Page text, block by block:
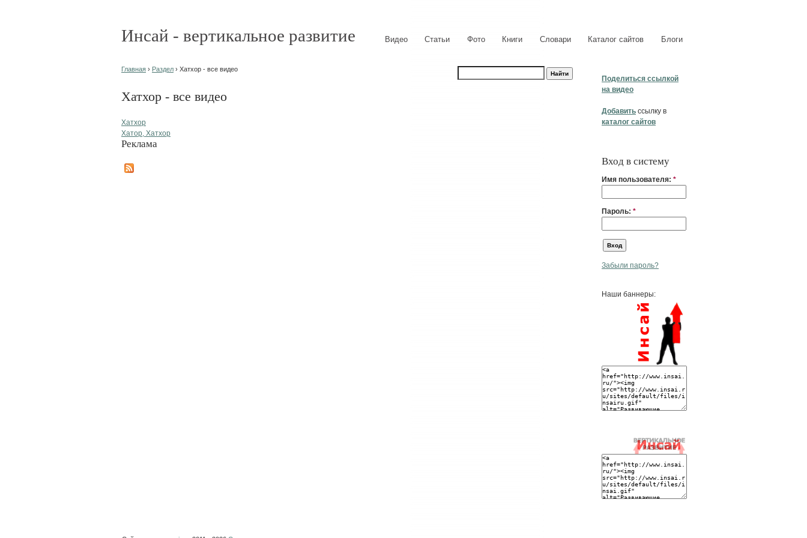
Инсай - вертикальное развитие Видео Статьи Фото Книги Словари Каталог сайтов Блоги
Поделиться ссылкой
на видео
Добавить ссылку в
каталог сайтов
Вход в систему
Имя пользователя: *
Пароль: *
Забыли пароль?
Наши баннеры:
Главная › Раздел › Хатхор - все видео
Хатхор - все видео
Хатхор
Хатор, Хатхор
Реклама